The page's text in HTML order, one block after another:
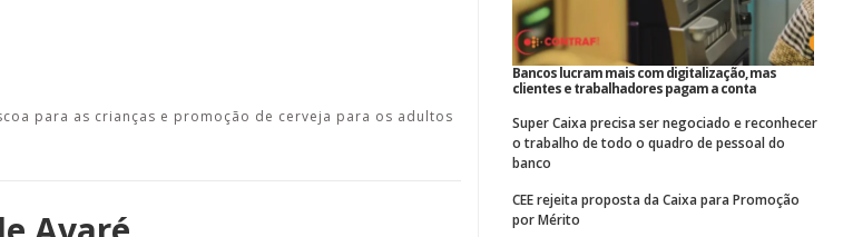
para as crianças e promoção de cerveja para os adultos
Bancos lucram mais com digitalização, mas
clientes e trabalhadores pagam a conta
Super Caixa precisa ser negociado e reconhecer
o trabalho de todo o quadro de pessoal do
banco
CEE rejeita proposta da Caixa para Promoção
por Mérito